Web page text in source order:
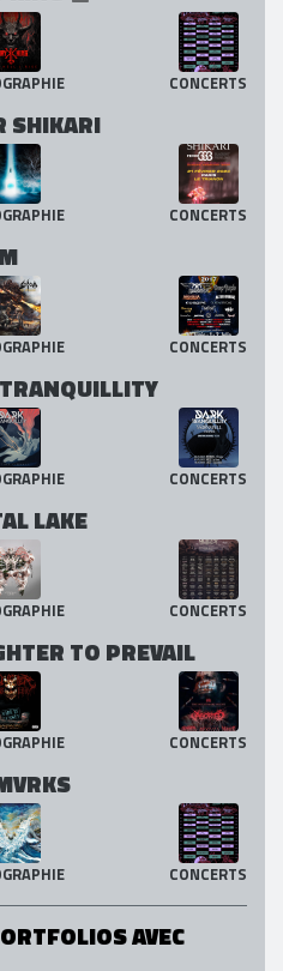
CONCERTS
SHIKARI
CONCERTS
CONCERTS
CONCERTS
LAKE
CONCERTS
TO PREVAIL
CONCERTS
CONCERTS
AVEC